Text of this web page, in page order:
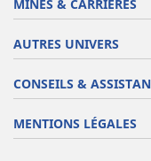
MINES & CARRIÈRES
AUTRES UNIVERS
CONSEILS &
MENTIONS LÉGALES